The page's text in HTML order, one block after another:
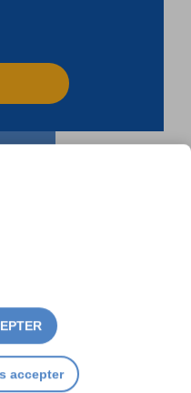
accepter